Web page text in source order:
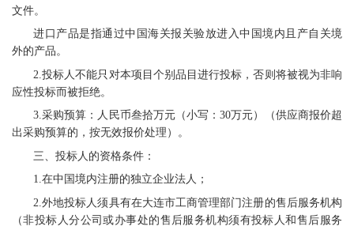
文件。
进口产品是指通过中国海关报关验放进入中国境内且产自关境
外的产品。
2.投标人不能只对本项目个别品目进行投标，否则将被视为非响
应性投标而被拒绝。
3.采购预算：人民币叁拾万元（小写：30万元）（供应商报价超
出采购预算的，按无效报价处理）。
三、投标人的资格条件：
1.在中国境内注册的独立企业法人；
2.外地投标人须具有在大连市工商管理部门注册的售后服务机构
（非投标人分公司或办事处的售后服务机构须有投标人和售后服务